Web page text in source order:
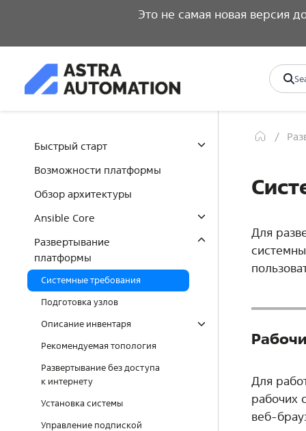
Это не самая новая версия
Быстрый старт
Возможности платформы
Обзор архитектуры
Ansible Core
Развертывание
платформы
Системные требования
Подготовка узлов
Описание инвентаря
Рекомендуемая топология
Развертывание без доступа
к интернету
Установка системы
Управление подпиской
Для
Для
рабочих
веб-